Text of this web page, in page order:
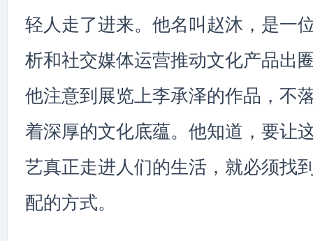
轻人走了进来。他名叫赵沐，是一
析和社交媒体运营推动文化产品出
他注意到展览上李承泽的作品，不
着深厚的文化底蕴。他知道，要让
艺真正走进人们的生活，就必须找
配的方式。